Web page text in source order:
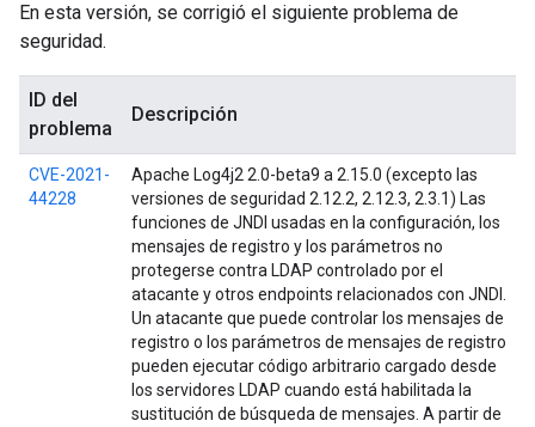
En esta versión, se corrigió el siguiente problema de
seguridad.
ID del
problema
Descripción
CVE-2021-
44228
Apache Log4j2 2.0-beta9 a 2.15.0 (excepto las
versiones de seguridad 2.12.2, 2.12.3, 2.3.1) Las
funciones de JNDI usadas en la configuración, los
mensajes de registro y los parámetros no
protegerse contra LDAP controlado por el
atacante y otros endpoints relacionados con JNDI.
Un atacante que puede controlar los mensajes de
registro o los parámetros de mensajes de registro
pueden ejecutar código arbitrario cargado desde
los servidores LDAP cuando está habilitada la
sustitución de búsqueda de mensajes. A partir de